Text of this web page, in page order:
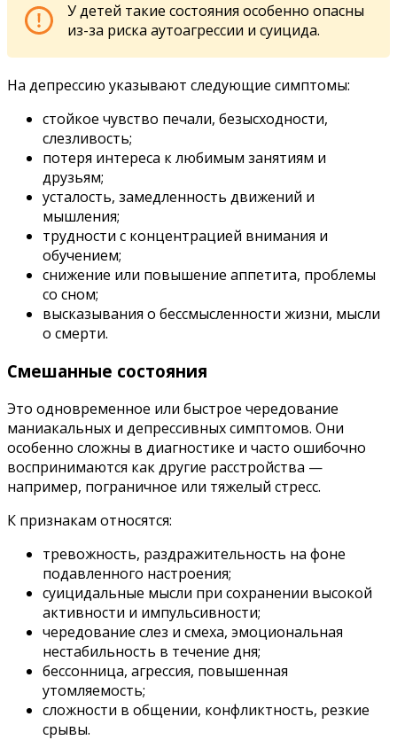
У детей такие состояния особенно опасны
из-за риска аутоагрессии и суицида.
На депрессию указывают следующие симптомы:
стойкое чувство печали, безысходности,
слезливость;
потеря интереса к любимым занятиям и
друзьям;
усталость, замедленность движений и
мышления;
трудности с концентрацией внимания и
обучением;
снижение или повышение аппетита, проблемы
со сном;
высказывания о бессмысленности жизни, мысли
о смерти.
Смешанные состояния
Это одновременное или быстрое чередование
маниакальных и депрессивных симптомов. Они
особенно сложны в диагностике и часто ошибочно
воспринимаются как другие расстройства —
например, пограничное или тяжелый стресс.
К признакам относятся:
тревожность, раздражительность на фоне
подавленного настроения;
суицидальные мысли при сохранении высокой
активности и импульсивности;
чередование слез и смеха, эмоциональная
нестабильность в течение дня;
бессонница, агрессия, повышенная
утомляемость;
сложности в общении, конфликтность, резкие
срывы.